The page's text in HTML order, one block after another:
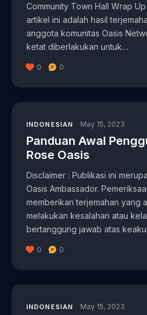
Community Town Hall Wrap
artikel ini adalah hasil
anggota komunitas Oasis
ketat diberlakukan untuk…
0 0
INDONESIAN May 15, 2023
Panduan Awal
Rose Oasis
Disclaimer : Publikasi ini
Oasis Ambassador.
memberikan terjemahan yang
melakukan kesalahan atau
bertanggung jawab atas
0 0
INDONESIAN May 15, 2023